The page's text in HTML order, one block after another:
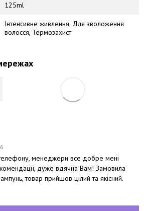
125ml
Інтенсивне живлення, Для зволоження
волосся, Термозахист
менеджери все добре мені
дуже вдячна Вам! Замовила
товар прийшов цілий та якісний.